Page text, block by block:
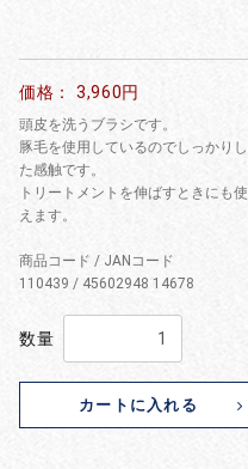
価格： 3,960円
頭皮を洗うブラシです。
豚毛を使用しているのでしっかりし
た感触です。
トリートメントを伸ばすときにも使
えます。
商品コード / JANコード
110439 / 45602948 14678
数量
カートに入れる